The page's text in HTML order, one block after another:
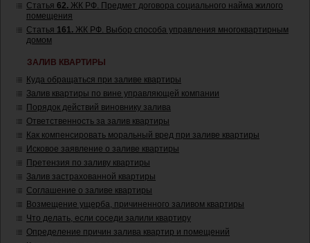
Статья 62. ЖК РФ. Предмет договора социального найма жилого
помещения
Статья 161. ЖК РФ. Выбор способа управления многоквартирным
домом
ЗАЛИВ КВАРТИРЫ
Куда обращаться при заливе квартиры
Залив квартиры по вине управляющей компании
Порядок действий виновнику залива
Ответственность за залив квартиры
Как компенсировать моральный вред при заливе квартиры
Исковое заявление о заливе квартиры
Претензия по заливу квартиры
Залив застрахованной квартиры
Соглашение о заливе квартиры
Возмещение ущерба, причиненного заливом квартиры
Что делать, если соседи залили квартиру
Определение причин залива квартир и помещений